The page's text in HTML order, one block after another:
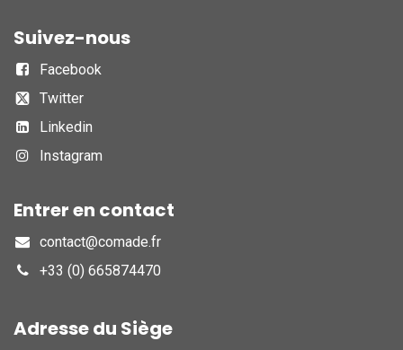
Suivez-nous
Facebook
Twitter
Linkedin
Instagram
Entrer en contact
contact@comade.fr
+33 (0) 665874470
Adresse du Siège